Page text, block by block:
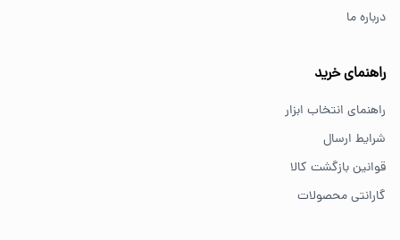
از کجا ابزار اصل بخریم؟درباره ما
راهنمای خرید
راهنمای انتخاب ابزار
شرایط ارسال
قوانین بازگشت کالا
گارانتی محصولات